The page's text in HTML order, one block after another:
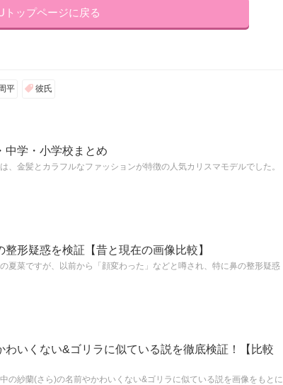
トップページに戻る
平 彼氏
中学・小学校まとめ
、金髪とカラフルなファッションが特徴の人気カリスマモデルでした。
形疑惑を検証【昔と現在の画像比較】
夏菜ですが、以前から「顔変わった」などと噂され、特に鼻の整形疑惑
わいくない&ゴリラに似ている説を徹底検証！【比較
の紗蘭(さら)の名前やかわいくない&ゴリラに似ている説を画像をもとに